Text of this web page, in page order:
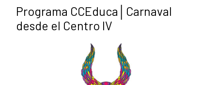
Programa CCEduca│Carnaval
desde el Centro IV